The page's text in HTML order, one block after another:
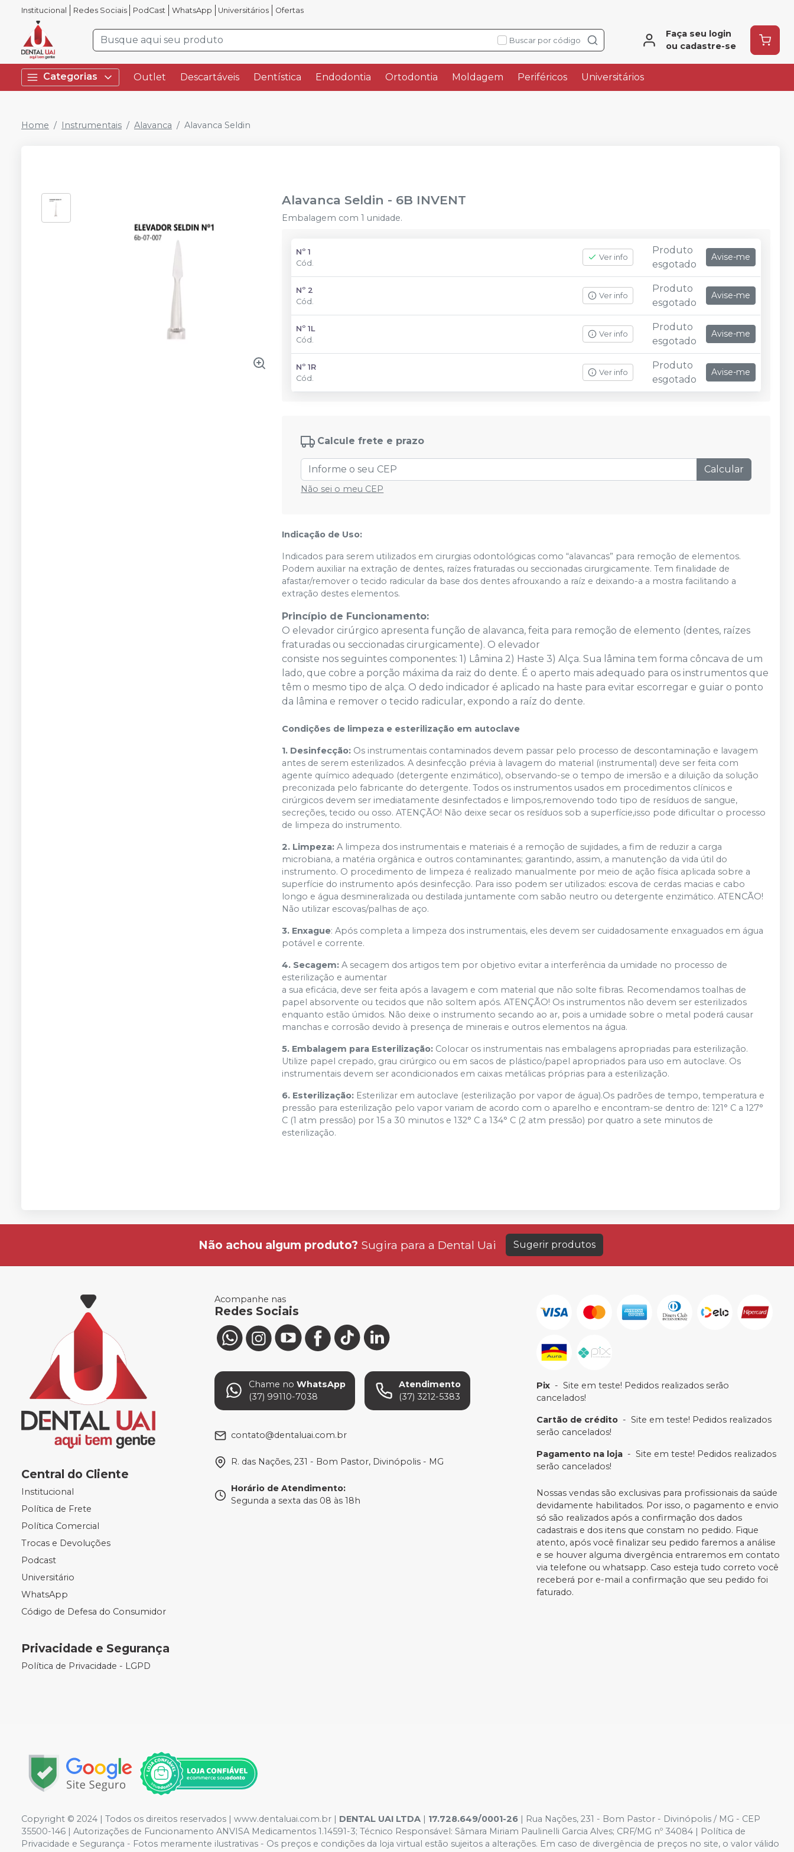
Institucional Redes Sociais PodCast WhatsApp Universitários Ofertas
Buscar por código
Faça seu login
ou cadastre-se
Categorias Outlet Descartáveis Dentística Endodontia Ortodontia Moldagem Periféricos Universitários
Home Instrumentais Alavanca Alavanca Seldin
Alavanca Seldin - 6B INVENT
Embalagem com 1 unidade.
Nº 1
Cód.
Ver info
Produto
esgotado
Avise-me
Nº 2
Cód.
Ver info
Produto
esgotado
Avise-me
Nº 1L
Cód.
Ver info
Produto
esgotado
Avise-me
Nº 1R
Cód.
Ver info
Produto
esgotado
Avise-me
Calcule frete e prazo
Calcular
Não sei o meu CEP
Indicação de Uso:
Indicados para serem utilizados em cirurgias odontológicas como “alavancas” para remoção de elementos.
Podem auxiliar na extração de dentes, raízes fraturadas ou seccionadas cirurgicamente. Tem finalidade de
afastar/remover o tecido radicular da base dos dentes afrouxando a raíz e deixando-a a mostra facilitando a
extração destes elementos.
Princípio de Funcionamento:
O elevador cirúrgico apresenta função de alavanca, feita para remoção de elemento (dentes, raízes
fraturadas ou seccionadas cirurgicamente). O elevador
consiste nos seguintes componentes: 1) Lâmina 2) Haste 3) Alça. Sua lâmina tem forma côncava de um
lado, que cobre a porção máxima da raiz do dente. É o aperto mais adequado para os instrumentos que
têm o mesmo tipo de alça. O dedo indicador é aplicado na haste para evitar escorregar e guiar o ponto
da lâmina e remover o tecido radicular, expondo a raíz do dente.
Condições de limpeza e esterilização em autoclave
1. Desinfecção: Os instrumentais contaminados devem passar pelo processo de descontaminação e lavagem
antes de serem esterilizados. A desinfecção prévia à lavagem do material (instrumental) deve ser feita com
agente químico adequado (detergente enzimático), observando-se o tempo de imersão e a diluição da solução
preconizada pelo fabricante do detergente. Todos os instrumentos usados em procedimentos clínicos e
cirúrgicos devem ser imediatamente desinfectados e limpos,removendo todo tipo de resíduos de sangue,
secreções, tecido ou osso. ATENÇÃO! Não deixe secar os resíduos sob a superfície,isso pode dificultar o processo
de limpeza do instrumento.
2. Limpeza:A limpeza dos instrumentais e materiais é a remoção de sujidades, a fim de reduzir a carga
microbiana, a matéria orgânica e outros contaminantes; garantindo, assim, a manutenção da vida útil do
instrumento. O procedimento de limpeza é realizado manualmente por meio de ação física aplicada sobre a
superfície do instrumento após desinfecção. Para isso podem ser utilizados: escova de cerdas macias e cabo
longo e água desmineralizada ou destilada juntamente com sabão neutro ou detergente enzimático. ATENCÃO!
Não utilizar escovas/palhas de aço.
3. Enxague: Após completa a limpeza dos instrumentais, eles devem ser cuidadosamente enxaguados em água
potável e corrente.
4. Secagem: A secagem dos artigos tem por objetivo evitar a interferência da umidade no processo de
esterilização e aumentar
a sua eficácia, deve ser feita após a lavagem e com material que não solte fibras. Recomendamos toalhas de
papel absorvente ou tecidos que não soltem após. ATENÇÃO! Os instrumentos não devem ser esterilizados
enquanto estão úmidos. Não deixe o instrumento secando ao ar, pois a umidade sobre o metal poderá causar
manchas e corrosão devido à presença de minerais e outros elementos na água.
5. Embalagem para Esterilização: Colocar os instrumentais nas embalagens apropriadas para esterilização.
Utilize papel crepado, grau cirúrgico ou em sacos de plástico/papel apropriados para uso em autoclave. Os
instrumentais devem ser acondicionados em caixas metálicas próprias para a esterilização.
6. Esterilização: Esterilizar em autoclave (esterilização por vapor de água).Os padrões de tempo, temperatura e
pressão para esterilização pelo vapor variam de acordo com o aparelho e encontram-se dentro de: 121° C a 127°
C (1 atm pressão) por 15 a 30 minutos e 132° C a 134° C (2 atm pressão) por quatro a sete minutos de
esterilização.
Não achou algum produto? Sugira para a Dental Uai Sugerir produtos
Central do Cliente
Institucional
Política de Frete
Política Comercial
Trocas e Devoluções
Podcast
Universitário
WhatsApp
Código de Defesa do Consumidor
Privacidade e Segurança
Política de Privacidade - LGPD
Acompanhe nas
Redes Sociais
Chame no WhatsApp
(37) 99110-7038
Atendimento
(37) 3212-5383
contato@dentaluai.com.br
R. das Nações, 231 - Bom Pastor, Divinópolis - MG
Horário de Atendimento:
Segunda a sexta das 08 às 18h
Pix - Site em teste! Pedidos realizados serão
cancelados!
Cartão de crédito - Site em teste! Pedidos realizados
serão cancelados!
Pagamento na loja - Site em teste! Pedidos realizados
serão cancelados!
Nossas vendas são exclusivas para profissionais da saúde
devidamente habilitados. Por isso, o pagamento e envio
só são realizados após a confirmação dos dados
cadastrais e dos itens que constam no pedido. Fique
atento, após você finalizar seu pedido faremos a análise
e se houver alguma divergência entraremos em contato
via telefone ou whatsapp. Caso esteja tudo correto você
receberá por e-mail a confirmação que seu pedido foi
faturado.
Copyright © 2024 | Todos os direitos reservados | www.dentaluai.com.br | DENTAL UAI LTDA | 17.728.649/0001-26 | Rua Nações, 231 - Bom Pastor - Divinópolis / MG - CEP
35500-146 | Autorizações de Funcionamento ANVISA Medicamentos 1.14591-3; Técnico Responsável: Sâmara Miriam Paulinelli Garcia Alves; CRF/MG nº 34084 | Política de
Privacidade e Segurança - Fotos meramente ilustrativas - Os preços e condições da loja virtual estão sujeitos a alterações. Em caso de divergência de preços no site, o valor válido